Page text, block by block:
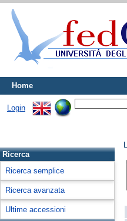
Home
Login
Ricerca
Ricerca semplice
Ricerca avanzata
Ultime accessioni